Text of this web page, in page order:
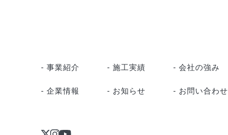
- 事業紹介 - 施工実績 - 会社の強み
- 企業情報 - お知らせ - お問い合わせ